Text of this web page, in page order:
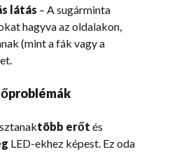
látás – A sugárminta
hagyva az oldalakon,
(mint a fák vagy a
több erőt és
LED-ekhez képest. Ez oda